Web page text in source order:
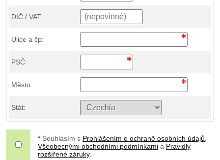
DIČ / VAT:
Ulice a čp:
PSČ:
Město:
Stát:
* Souhlasím s Prohlášením o ochraně osobních údajů
Všeobecnými obchodními podmínkami a Pravidly
rozšířené záruky.